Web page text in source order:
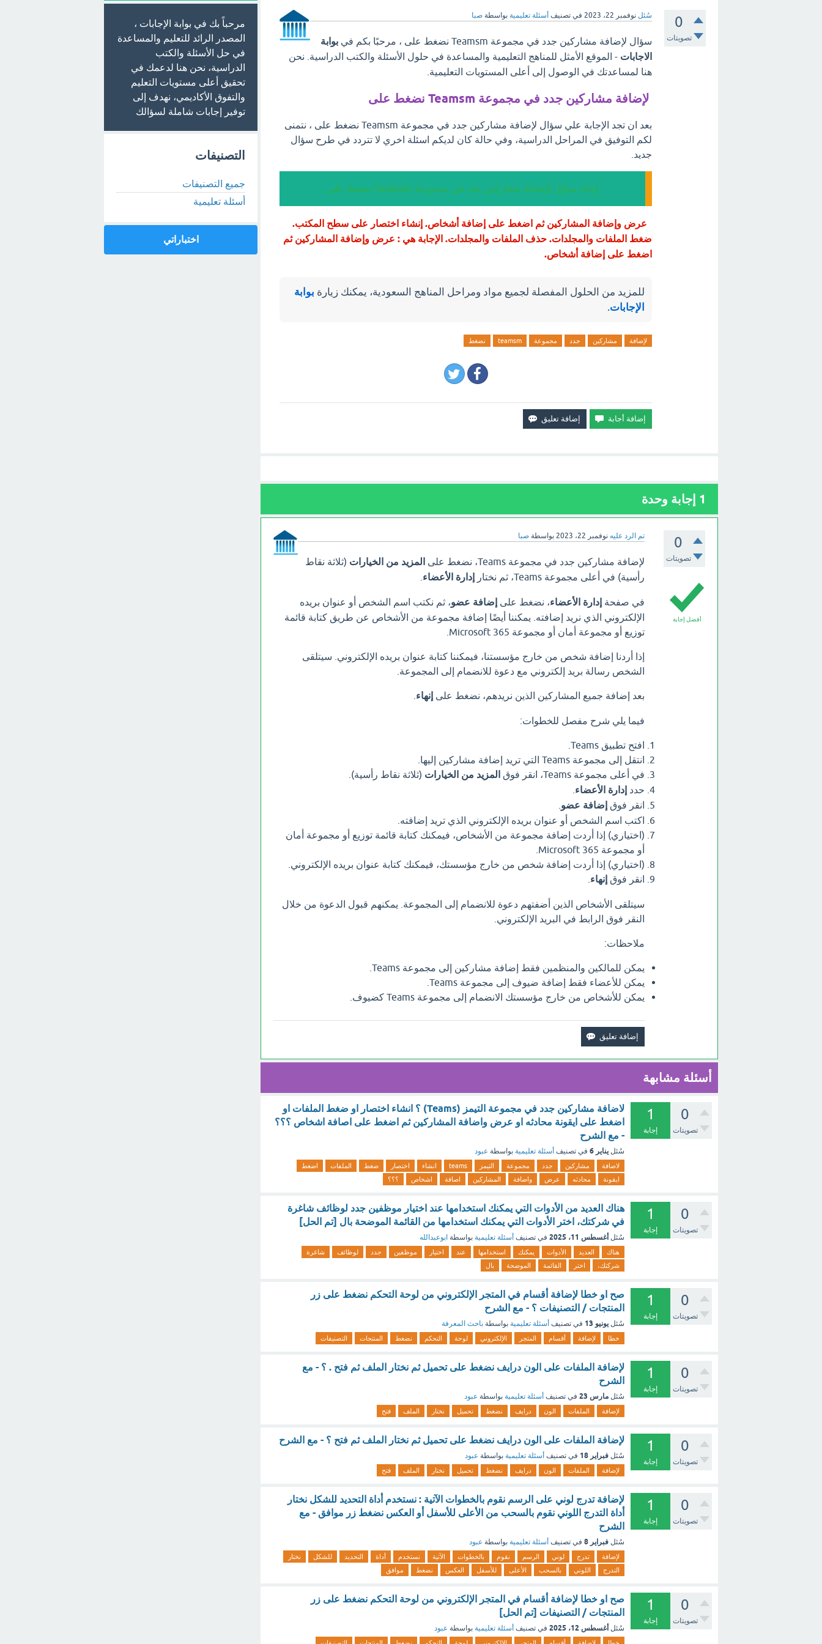
0
تصويتات
سُئل نوفمبر 22، 2023 في تصنيف أسئلة تعليمية بواسطة صبا
سؤال لإضافة مشاركين جدد في مجموعة Teamsm نضغط على ، مرحبًا بكم في
بوابة
الاجابات - الموقع الأمثل للمناهج التعليمية والمساعدة في حلول الأسئلة والكتب الدراسية. نحن
هنا لمساعدتك في الوصول إلى أعلى المستويات التعليمية.
لإضافة مشاركين جدد في مجموعة Teamsm نضغط على
بعد ان تجد الإجابة علي سؤال لإضافة مشاركين جدد في مجموعة Teamsm نضغط على ، نتمنى
لكم التوفيق في المراحل الدراسية، وفي حالة كان لديكم اسئلة اخري لا تتردد في طرح سؤال
جديد.
إجابة سؤال لإضافة مشاركين جدد في مجموعة Teamsm نضغط على
عرض وإضافة المشاركين ثم اضغط على إضافة أشخاص. إنشاء اختصار على سطح المكتب.
ضغط الملفات والمجلدات. حذف الملفات والمجلدات. الإجابة هي : عرض وإضافة المشاركين ثم
اضغط على إضافة أشخاص.
للمزيد من الحلول المفصلة لجميع مواد ومراحل المناهج السعودية، يمكنك زيارة بوابة
الإجابات.
لإضافة مشاركين جدد مجموعة teamsm نضغط
1 إجابة وحدة
0
تصويتات
تم الرد عليه نوفمبر 22، 2023 بواسطة صبا
أفضل إجابة
لإضافة مشاركين جدد في مجموعة Teams، نضغط على المزيد من الخيارات (ثلاثة نقاط
رأسية) في أعلى مجموعة Teams، ثم نختار
إدارة الأعضاء
في صفحة إدارة الأعضاء، نضغط على إضافة عضو، ثم نكتب اسم الشخص أو عنوان بريده
الإلكتروني الذي نريد إضافته. يمكننا أيضًا إضافة مجموعة من الأشخاص عن طريق كتابة قائمة
توزيع أو مجموعة أمان أو مجموعة Microsoft 365.
إذا أردنا إضافة شخص من خارج مؤسستنا، فيمكننا كتابة عنوان بريده الإلكتروني. سيتلقى
الشخص رسالة بريد إلكتروني مع دعوة للانضمام إلى المجموعة.
بعد إضافة جميع المشاركين الذين نريدهم، نضغط على إنهاء
فيما يلي شرح مفصل للخطوات:
افتح تطبيق Teams.
انتقل إلى مجموعة Teams التي تريد إضافة مشاركين إليها.
في أعلى مجموعة Teams، انقر فوق
المزيد من الخيارات (ثلاثة نقاط رأسية).
حدد إدارة الأعضاء
انقر فوق إضافة عضو
اكتب اسم الشخص أو عنوان بريده الإلكتروني الذي تريد إضافته.
(اختياري) إذا أردت إضافة مجموعة من الأشخاص، فيمكنك كتابة قائمة توزيع أو مجموعة أمان
أو مجموعة Microsoft 365.
(اختياري) إذا أردت إضافة شخص من خارج مؤسستك، فيمكنك كتابة عنوان بريده الإلكتروني.
انقر فوق إنهاء
سيتلقى الأشخاص الذين أضفتهم دعوة للانضمام إلى المجموعة. يمكنهم قبول الدعوة من خلال
النقر فوق الرابط في البريد الإلكتروني.
ملاحظات:
يمكن للمالكين والمنظمين فقط إضافة مشاركين إلى مجموعة Teams.
يمكن للأعضاء فقط إضافة ضيوف إلى مجموعة Teams.
يمكن للأشخاص من خارج مؤسستك الانضمام إلى مجموعة Teams كضيوف.
أسئلة مشابهة
0
تصويتات
1
إجابة
لاضافة مشاركين جدد في مجموعة التيمز (Teams) ؟ انشاء اختصار او ضغط الملفات او
اضغط على ايقونة محادثه او عرض واضافة المشاركين ثم اضغط على اصافة اشخاص ؟؟؟
- مع الشرح
سُئل يناير 6 في تصنيف أسئلة تعليمية بواسطة عبود
لاضافة مشاركين جدد مجموعة التيمز teams انشاء اختصار ضغط الملفات
اضغط
ايقونة
محادثه عرض واضافة المشاركين اصافة اشخاص ؟؟؟
0
تصويتات
1
إجابة
هناك العديد من الأدوات التي يمكنك استخدامها عند اختيار موظفين جدد لوظائف شاغرة
في شركتك، اختر الأدوات التي يمكنك استخدامها من القائمة الموضحة بال [تم الحل]
سُئل أغسطس 11، 2025 في تصنيف أسئلة تعليمية بواسطة ابوعبدالله
هناك العديد الأدوات يمكنك استخدامها عند اختيار موظفين جدد لوظائف
شاغرة
شركتك،
اختر القائمة الموضحة بال
0
تصويتات
1
إجابة
صح او خطا لإضافة أقسام في المتجر الإلكتروني من لوحة التحكم نضغط على زر
المنتجات / التصنيفات ؟ - مع الشرح
سُئل يونيو 13 في تصنيف أسئلة تعليمية بواسطة باحث المعرفة
خطا لإضافة أقسام المتجر الإلكتروني لوحة التحكم نضغط المنتجات التصنيفات
0
تصويتات
1
إجابة
لإضافة الملفات على الون درايف نضغط على تحميل ثم نختار الملف ثم فتح . ؟ - مع
الشرح
سُئل مارس 23 في تصنيف أسئلة تعليمية بواسطة عبود
لإضافة الملفات الون درايف نضغط تحميل نختار الملف فتح
0
تصويتات
1
إجابة
لإضافة الملفات على الون درايف نضغط على تحميل ثم نختار الملف ثم فتح ؟ - مع الشرح
سُئل فبراير 18 في تصنيف أسئلة تعليمية بواسطة عبود
لإضافة الملفات الون درايف نضغط تحميل نختار الملف فتح
0
تصويتات
1
إجابة
لإضافة تدرج لوني على الرسم نقوم بالخطوات الآتية : نستخدم أداة التحديد للشكل نختار
أداة التدرج اللوني نقوم بالسحب من الأعلى للأسفل أو العكس نضغط زر موافق - مع
الشرح
سُئل فبراير 8 في تصنيف أسئلة تعليمية بواسطة عبود
لإضافة تدرج لوني الرسم نقوم بالخطوات الآتية نستخدم أداة التحديد للشكل
نختار
التدرج
اللوني بالسحب الأعلى للأسفل العكس نضغط موافق
0
تصويتات
1
إجابة
صح او خطا لإضافة أقسام في المتجر الإلكتروني من لوحة التحكم نضغط على زر
المنتجات / التصنيفات [تم الحل]
سُئل أغسطس 12، 2025 في تصنيف أسئلة تعليمية بواسطة عبود
مرحباً بك في بوابة الإجابات ،
المصدر الرائد للتعليم والمساعدة
في حل الأسئلة والكتب
الدراسية، نحن هنا لدعمك في
تحقيق أعلى مستويات التعليم
والتفوق الأكاديمي، نهدف إلى
توفير إجابات شاملة لسؤالك
التصنيفات
جميع التصنيفات
أسئلة تعليمية
اختباراتي